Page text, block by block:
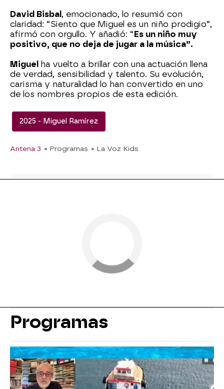
David Bisbal , emocionado, lo resumió con
claridad: “Siento que Miguel es un niño prodigio”,
afirmó con orgullo. Y añadió: “ Es un niño muy
positivo, que no deja de jugar a la música”.
Miguel
ha vuelto a brillar con una actuación llena
de verdad, sensibilidad y talento. Su evolución,
carisma y naturalidad lo han convertido en uno
de los nombres propios de esta edición.
2025 - Miguel Ramírez
Antena 3 » Programas » La Voz Kids
Programas